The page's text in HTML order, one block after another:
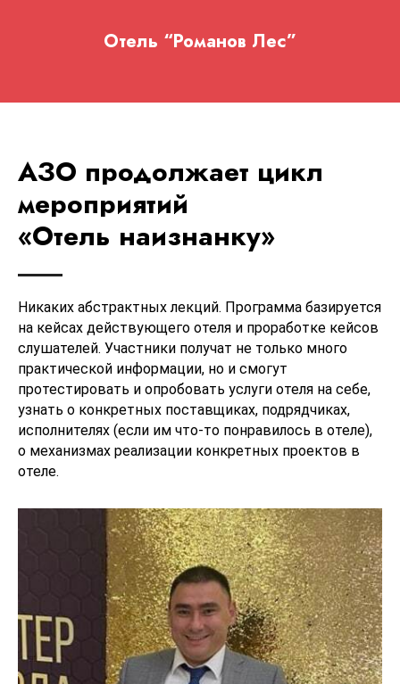
Отель “Романов Лес”
АЗО продолжает цикл
мероприятий
«Отель наизнанку»
Никаких абстрактных лекций. Программа базируется
на кейсах действующего отеля и проработке кейсов
слушателей. Участники получат не только много
практической информации, но и смогут
протестировать и опробовать услуги отеля на себе,
узнать о конкретных поставщиках, подрядчиках,
исполнителях (если им что-то понравилось в отеле),
о механизмах реализации конкретных проектов в
отеле.